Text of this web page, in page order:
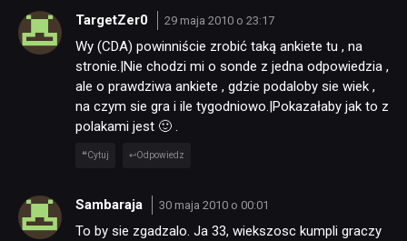
TargetZer0 29 maja 2010 o 23:17
Wy (CDA) powinniście zrobić taką ankiete tu , na
stronie.|Nie chodzi mi o sonde z jedna odpowiedzia ,
ale o prawdziwa ankiete , gdzie podaloby sie wiek ,
na czym sie gra i ile tygodniowo.|Pokazałaby jak to z
polakami jest 🙂 .
Cytuj Odpowiedz
Sambaraja 30 maja 2010 o 00:01
To by sie zgadzalo. Ja 33, wiekszosc kumpli graczy